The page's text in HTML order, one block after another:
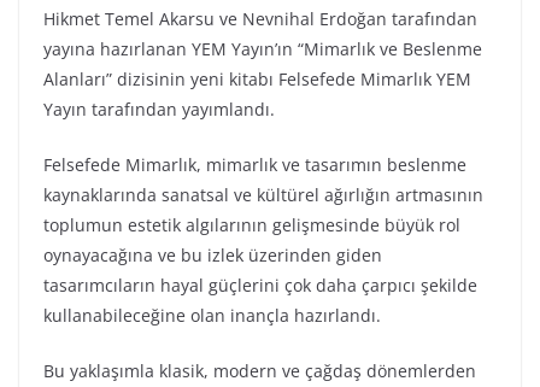
Hikmet Temel Akarsu ve Nevnihal Erdoğan tarafından
yayına hazırlanan YEM Yayın’ın “Mimarlık ve Beslenme
Alanları” dizisinin yeni kitabı Felsefede Mimarlık YEM
Yayın tarafından yayımlandı.
Felsefede Mimarlık, mimarlık ve tasarımın beslenme
kaynaklarında sanatsal ve kültürel ağırlığın artmasının
toplumun estetik algılarının gelişmesinde büyük rol
oynayacağına ve bu izlek üzerinden giden
tasarımcıların hayal güçlerini çok daha çarpıcı şekilde
kullanabileceğine olan inançla hazırlandı.
Bu yaklaşımla klasik, modern ve çağdaş dönemlerden